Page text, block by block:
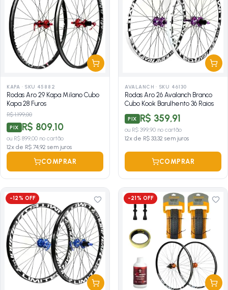
KAPA · SKU 45882
Rodas Aro 29 Kapa Milano Cubo
Kapa 28 Furos
R$ 1.199,00
PIX R$ 809,10
ou R$ 899,00 no cartão
12x de R$ 74,92 sem juros
COMPRAR
AVALANCH · SKU 46130
Rodas Aro 26 Avalanch Branco
Cubo Kook Barulhento 36 Raios
PIX R$ 359,91
ou R$ 399,90 no cartão
12x de R$ 33,32 sem juros
COMPRAR
-12% OFF -21 % OFF